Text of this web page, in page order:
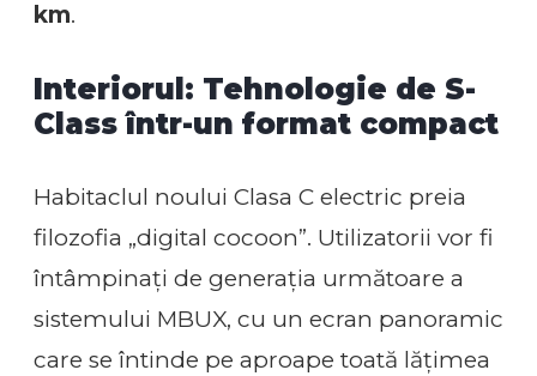
km.
Interiorul: Tehnologie de S-
Class într-un format compact
Habitaclul noului Clasa C electric preia
filozofia „digital cocoon”. Utilizatorii vor fi
întâmpinați de generația următoare a
sistemului MBUX, cu un ecran panoramic
care se întinde pe aproape toată lățimea